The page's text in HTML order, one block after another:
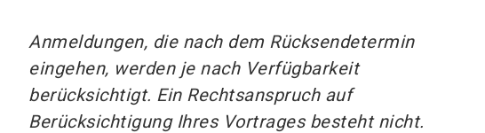
Anmeldungen, die nach dem Rücksendetermin
eingehen, werden je nach Verfügbarkeit
berücksichtigt. Ein Rechtsanspruch auf
Berücksichtigung Ihres Vortrages besteht nicht.